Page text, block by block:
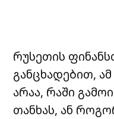
რუსეთის
განცხადებით,
არაა, რაში
თანხას, ან